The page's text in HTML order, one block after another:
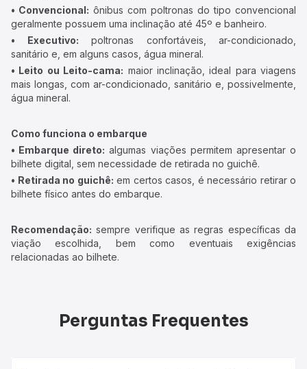
• Convencional: ônibus com poltronas do tipo convencional
geralmente possuem uma inclinação até 45º e banheiro.
• Executivo: poltronas confortáveis, ar-condicionado,
sanitário e, em alguns casos, água mineral.
• Leito ou Leito-cama: maior inclinação, ideal para viagens
mais longas, com ar-condicionado, sanitário e, possivelmente,
água mineral.
Como funciona o embarque
• Embarque direto: algumas viações permitem apresentar o
bilhete digital, sem necessidade de retirada no guichê.
• Retirada no guichê: em certos casos, é necessário retirar o
bilhete físico antes do embarque.
Recomendação: sempre verifique as regras específicas da
viação escolhida, bem como eventuais exigências
relacionadas ao bilhete.
Perguntas Frequentes